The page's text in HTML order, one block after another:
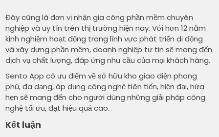
Đây cũng là đơn vị nhận gia công phần mềm chuyên
nghiệp và uy tín trên thị trường hiện nay. Với hơn 12 năm
kinh nghiệm hoạt động trong lĩnh vực phát triển di động
và xây dựng phần mềm, doanh nghiệp tự tin sẽ mang đến
dịch vụ chất lượng, đáp ứng nhu cầu của mọi khách hàng.
Sento App có ưu điểm về sở hữu kho giao diện phong
phú, đa dạng, áp dụng công nghệ tiên tiến, hiện đại, hứa
hẹn sẽ mang đến cho người dùng những giải pháp công
nghệ tối ưu, đạt hiệu quả cao.
Kết luận